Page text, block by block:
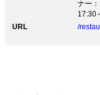
スト
オリ
食前
ナー
17:30
URL
/